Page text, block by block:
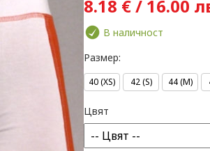
8.18 € / 16.00
В наличност
Размер:
40 (XS) 42 (S) 44 (M)
Цвят